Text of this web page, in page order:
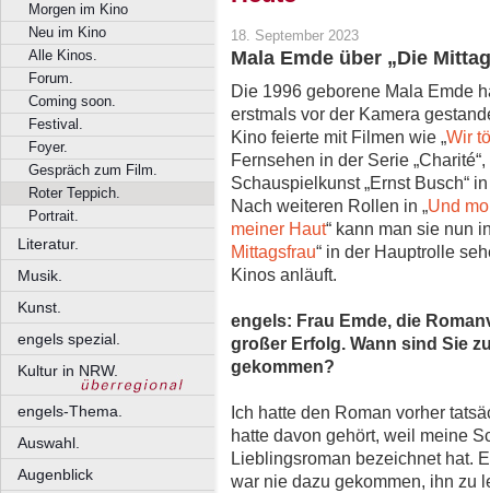
Morgen im Kino
Neu im Kino
Alle Kinos.
Forum.
Coming soon.
Festival.
Foyer.
Gespräch zum Film.
Roter Teppich.
Portrait.
Literatur.
Musik.
Kunst.
engels spezial.
Kultur in NRW.
engels-Thema.
Auswahl.
Augenblick
18. September 2023
Mala Emde über „Die
Die 1996 geborene Mala Emde
erstmals vor der Kamera
Kino feierte mit Filmen wie „Wir
Fernsehen in der Serie
Schauspielkunst „Ernst Busch“
Nach weiteren Rollen in „Und
meiner Haut“ kann man sie nun
Mittagsfrau“ in der Hauptrolle
Kinos anläuft.
engels: Frau Emde, die
großer Erfolg. Wann sind Sie
gekommen?
Ich hatte den Roman vorher
hatte davon gehört, weil meine
Lieblingsroman bezeichnet hat.
war nie dazu gekommen, ihn zu